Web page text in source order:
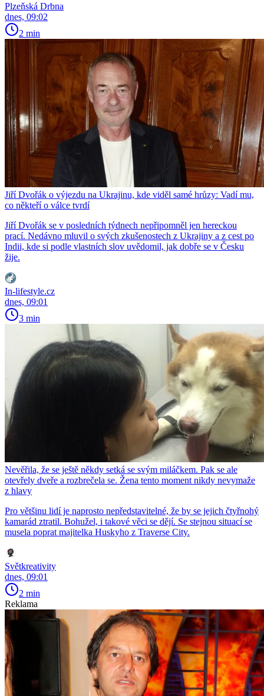
Plzeňská Drbna
dnes, 09:02
2 min
Jiří Dvořák o výjezdu na Ukrajinu, kde viděl samé hrůzy: Vadí mu,
co někteří o válce tvrdí
Jiří Dvořák se v posledních týdnech nepřipomněl jen hereckou
prací. Nedávno mluvil o svých zkušenostech z Ukrajiny a z cest po
Indii, kde si podle vlastních slov uvědomil, jak dobře se v Česku
žije.
In-lifestyle.cz
dnes, 09:01
3 min
Nevěřila, že se ještě někdy setká se svým miláčkem. Pak se ale
otevřely dveře a rozbrečela se. Žena tento moment nikdy nevymaže
z hlavy
Pro většinu lidí je naprosto nepředstavitelné, že by se jejich čtyřnohý
kamarád ztratil. Bohužel, i takové věci se dějí. Se stejnou situací se
musela poprat majitelka Huskyho z Traverse City.
Světkreativity
dnes, 09:01
2 min
Reklama